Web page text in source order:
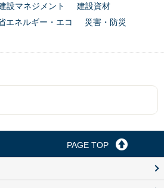
設マネジメント
建設資材
エネルギー・エコ
災害・防災
PAGE TOP